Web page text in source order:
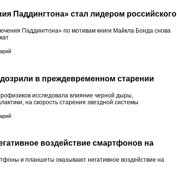
Паддингтона» стал лидером российского
Паддингтона» по мотивам книги Майкла Бонда снова
в преждевременном старении
исследовала влияние черной дыры,
на скорость старения звездной системы
воздействие смартфонов на
и планшеты оказывают негативное воздействие на